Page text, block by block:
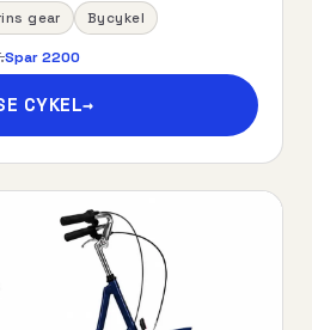
gear Bycykel
Spar 2200
CYKEL→